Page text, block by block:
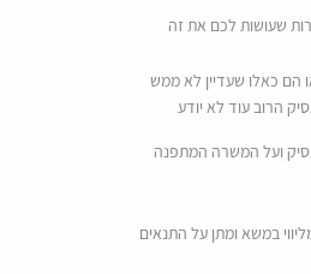
שעושות לכם את זה
הם כאלו שעדיין לא ממש
הרוב עוד לא יודע
ועל המשרה המתפנה
במשא ומתן על התנאים